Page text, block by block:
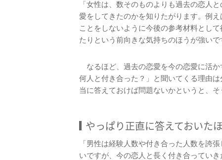
「女性は、数そのものよりも過去の恋人
愛をしてきたのかを知りたがります。例
ことをしないように今後の参考材料とし
たりという前向きな気持ちのほうが強いで
なるほど、過去の恋愛を今の恋愛に活
何人と付き合った？」と聞いてくる理由
当に答えておけば問題ないかというと、そ
やっぱり正直に答えておいた
「男性は経験人数や付き合った人数を誇
いですが、今の恋人と長く付き合ってい